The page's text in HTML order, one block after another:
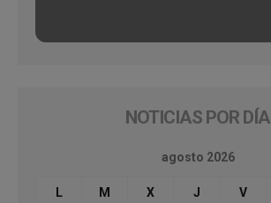
NOTICIAS POR DÍA
agosto 2026
L M X J V